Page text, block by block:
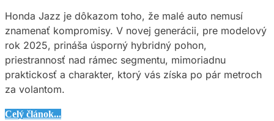
Honda Jazz je dôkazom toho, že malé auto nemusí
znamenať kompromisy. V novej generácii, pre modelový
rok 2025, prináša úsporný hybridný pohon,
priestrannosť nad rámec segmentu, mimoriadnu
praktickosť a charakter, ktorý vás získa po pár metroch
za volantom.
Honda
Celý článok...